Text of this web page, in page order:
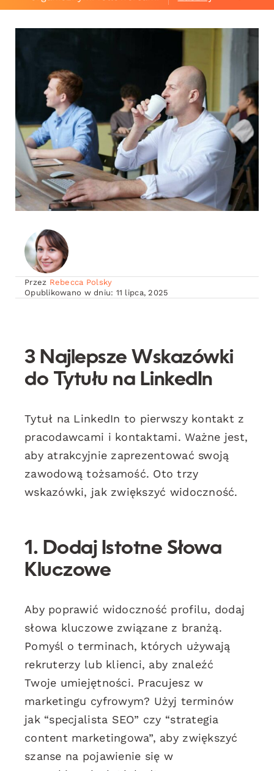
Przez Rebecca Polsky
Opublikowano w dniu: 11 lipca, 2025
3 Najlepsze Wskazówki
do Tytułu na LinkedIn
Tytuł na LinkedIn to pierwszy kontakt z
pracodawcami i kontaktami. Ważne jest,
aby atrakcyjnie zaprezentować swoją
zawodową tożsamość. Oto trzy
wskazówki, jak zwiększyć widoczność.
1. Dodaj Istotne Słowa
Kluczowe
Aby poprawić widoczność profilu, dodaj
słowa kluczowe związane z branżą.
Pomyśl o terminach, których używają
rekruterzy lub klienci, aby znaleźć
Twoje umiejętności. Pracujesz w
marketingu cyfrowym? Użyj terminów
jak “specjalista SEO” czy “strategia
content marketingowa”, aby zwiększyć
szanse na pojawienie się w